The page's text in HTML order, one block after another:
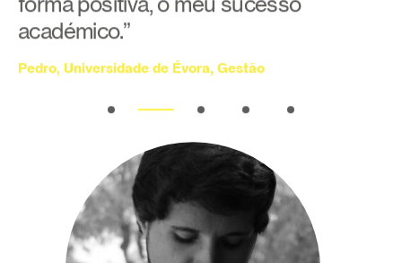
Pedro, Universidade de Évora, Gestão